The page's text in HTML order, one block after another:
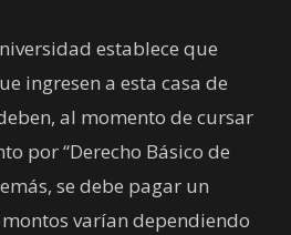
establece que
ingresen a esta casa de
al momento de cursar
por “Derecho Básico de
se debe pagar un
varían dependiendo